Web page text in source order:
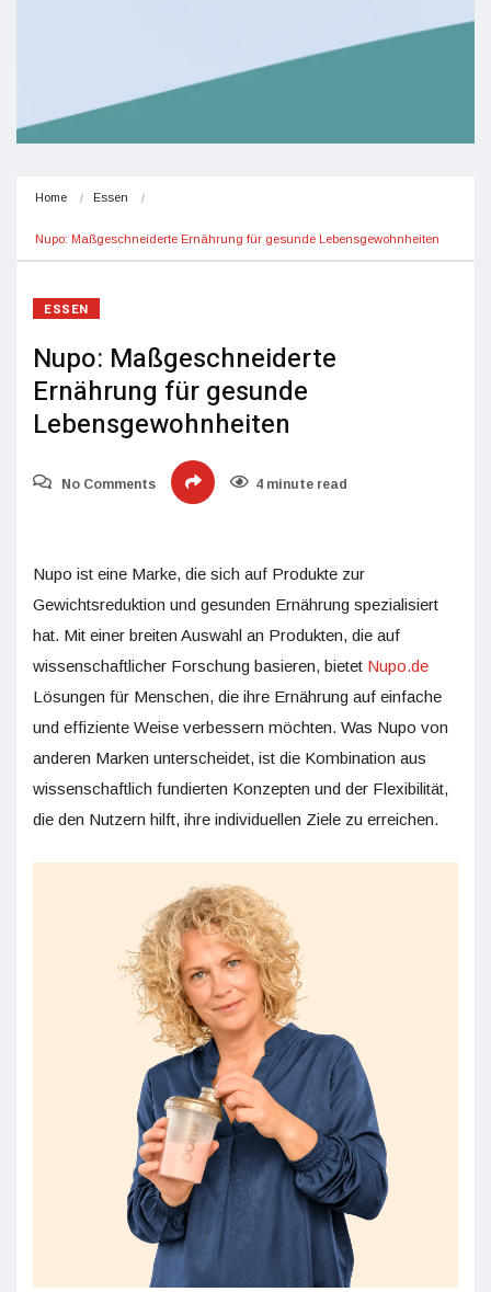
Home Essen
Nupo: Maßgeschneiderte Ernährung für gesunde Lebensgewohnheiten
ESSEN
Nupo: Maßgeschneiderte
Ernährung für gesunde
Lebensgewohnheiten
No Comments 4 minute read
Nupo ist eine Marke, die sich auf Produkte zur
Gewichtsreduktion und gesunden Ernährung spezialisiert
hat. Mit einer breiten Auswahl an Produkten, die auf
wissenschaftlicher Forschung basieren, bietet Nupo.de
Lösungen für Menschen, die ihre Ernährung auf einfache
und effiziente Weise verbessern möchten. Was Nupo von
anderen Marken unterscheidet, ist die Kombination aus
wissenschaftlich fundierten Konzepten und der Flexibilität,
die den Nutzern hilft, ihre individuellen Ziele zu erreichen.